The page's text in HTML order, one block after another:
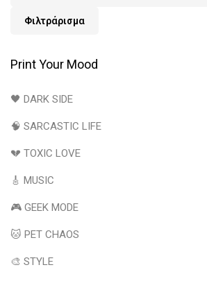
Φιλτράρισμα
Print Your Mood
🖤 DARK SIDE
🧠 SARCASTIC LIFE
💔 TOXIC LOVE
🎸 MUSIC
🎮 GEEK MODE
🐱 PET CHAOS
🎨 STYLE